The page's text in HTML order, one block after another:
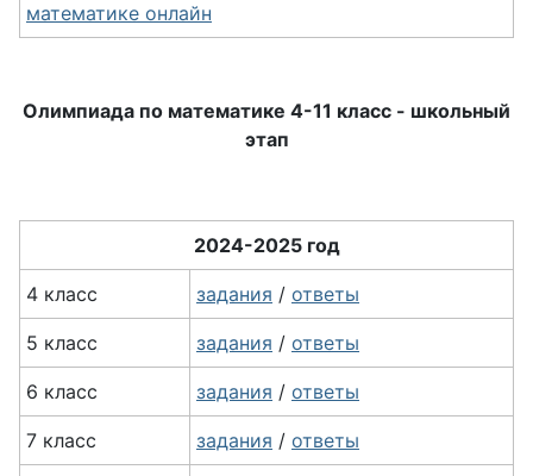
математике онлайн
Олимпиада по математике 4-11 класс - школьный
этап
2024-2025 год
4 класс задания / ответы
5 класс задания / ответы
6 класс задания / ответы
7 класс задания / ответы